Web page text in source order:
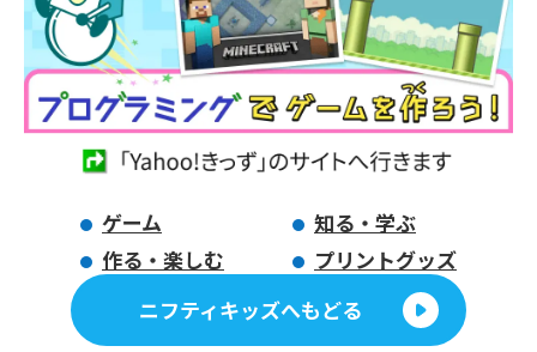
ゲーム
知る・学ぶ
作る・楽しむ
プリントグッズ
ニフティキッズへもどる